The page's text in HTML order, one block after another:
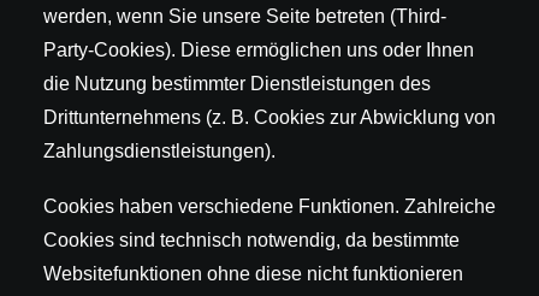
werden, wenn Sie unsere Seite betreten (Third-
Party-Cookies). Diese ermöglichen uns oder Ihnen
die Nutzung bestimmter Dienstleistungen des
Drittunternehmens (z. B. Cookies zur Abwicklung von
Zahlungsdienstleistungen).
Cookies haben verschiedene Funktionen. Zahlreiche
Cookies sind technisch notwendig, da bestimmte
Websitefunktionen ohne diese nicht funktionieren